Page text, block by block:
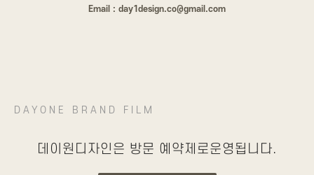
Email : day1design.co@gmail.com
DAYONE BRAND FILM
데이원디자인은 방문 예약제로운영됩니다.